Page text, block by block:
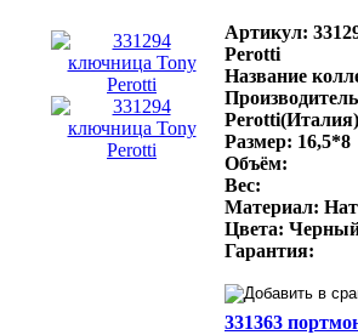
Артикул:
Perotti
Название
Perotti(Италия)
Размер: 16,5*8
Объём:
Вес:
Материал:
Цвета:
Гарантия:
331363